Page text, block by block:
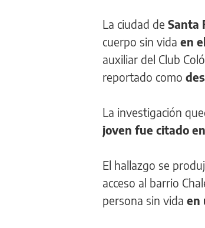
La ciudad de Santa
cuerpo sin vida en
auxiliar del Club
reportado como
La investigación
joven fue citado
El hallazgo se
acceso al barrio
persona sin vida en